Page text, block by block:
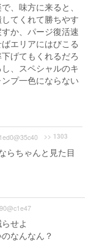
、味方に来ると、
てくれて勝ちやす
か、パージ復活速
エリアにはびこる
げてもくれるだろ
、スペシャルのキ
プ一色にならない
>> 1303
らちゃんと見た目
せよ
なんなん？